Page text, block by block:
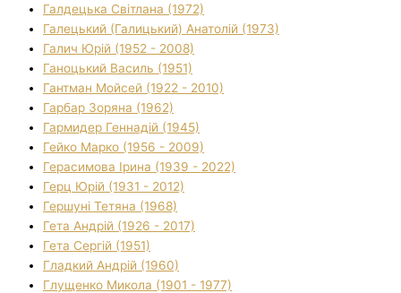
Галдецька Світлана (1972)
Галецький (Галицький) Анатолій (1973)
Галич Юрій (1952 - 2008)
Ганоцький Василь (1951)
Гантман Мойсей (1922 - 2010)
Гарбар Зоряна (1962)
Гармидер Геннадій (1945)
Гейко Марко (1956 - 2009)
Герасимова Ірина (1939 - 2022)
Герц Юрій (1931 - 2012)
Гершуні Тетяна (1968)
Гета Андрій (1926 - 2017)
Гета Сергій (1951)
Гладкий Андрій (1960)
Глущенко Микола (1901 - 1977)